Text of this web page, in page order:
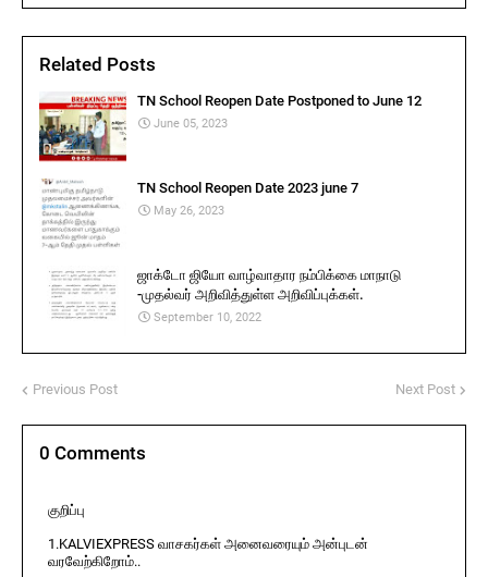
Related Posts
TN School Reopen Date Postponed to June 12
June 05, 2023
TN School Reopen Date 2023 june 7
May 26, 2023
ஜாக்டோ ஜியோ வாழ்வாதார நம்பிக்கை மாநாடு
-முதல்வர் அறிவித்துள்ள அறிவிப்புக்கள்.
September 10, 2022
Previous Post Next Post
0 Comments
குறிப்பு
1.KALVIEXPRESS வாசகர்கள் அனைவரையும் அன்புடன்
வரவேற்கிறோம்..